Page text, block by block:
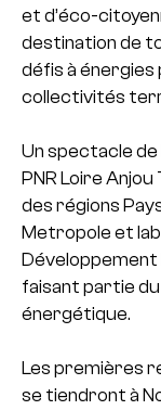
et d’éco-
destination de
défis à énergies
collectivités
Un spectacle
PNR Loire Anjou
des régions
Metropole et
Développement
faisant partie
énergétique.
Les premières
se tiendront à